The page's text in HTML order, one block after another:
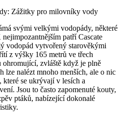
svými velkými vodopády, některé
patří Cascate
vodopád vytvořený starověkými
z výšky 165 metrů ve třech
ohromující, zvláště když je plně
lze nalézt mnoho menších, ale o nic
se ukrývají v lesích a
Jsou to často zapomenuté kouty,
ptáků, nabízející dokonalé